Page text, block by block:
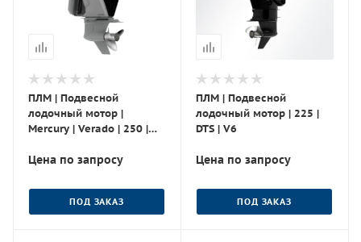
ПЛМ | Подвесной
лодочный мотор |
Mercury | Verado | 250 |
Цена по запросу
ПОД ЗАКАЗ
ПЛМ | Подвесной
лодочный мотор | 225 |
DTS | V6
Цена по запросу
ПОД ЗАКАЗ